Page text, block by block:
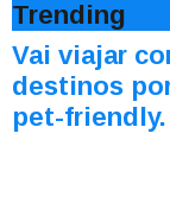
Trending
Vai viajar
destinos
pet-friendly.